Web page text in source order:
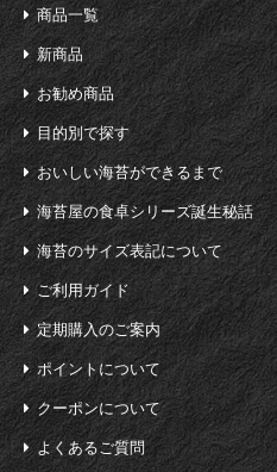
商品一覧
新商品
お勧め商品
目的別で探す
おいしい海苔ができるまで
海苔屋の食卓シリーズ誕生秘話
海苔のサイズ表記について
ご利用ガイド
定期購入のご案内
ポイントについて
クーポンについて
よくあるご質問